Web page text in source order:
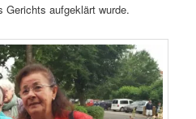
aufgeklärt wurde.